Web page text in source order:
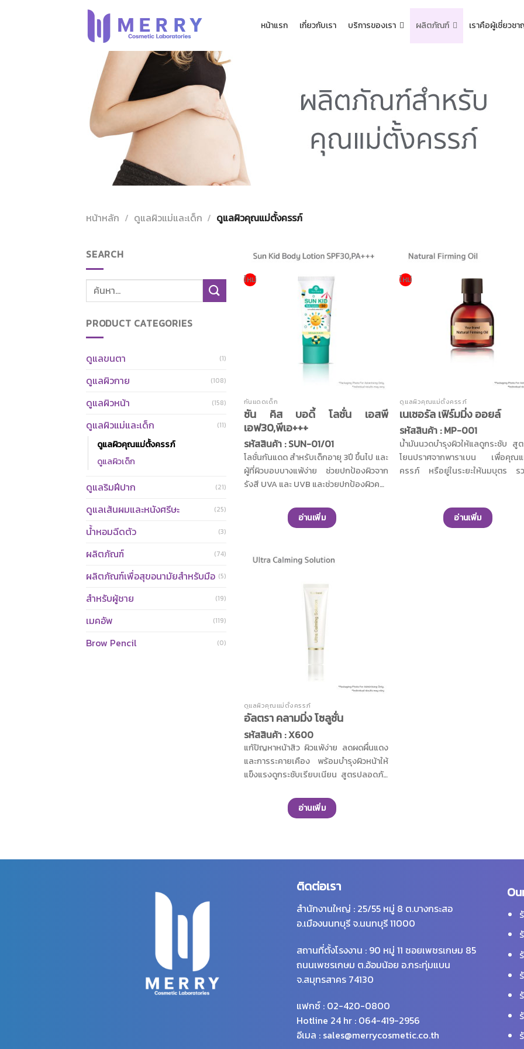
หน้าแรก เกี่ยวกับเรา บริการของเรา ผลิตภัณฑ์ เราคือผู้เชี่ยวช
หน้าหลัก / ดูแลผิวแม่และเด็ก / ดูแลผิวคุณแม่ตั้งครรภ์
SEARCH
ค้นหา:
PRODUCT CATEGORIES
ดูแลขนตา (1)
ดูแลผิวกาย (108)
ดูแลผิวหน้า (158)
ดูแลผิวแม่และเด็ก (11)
ดูแลผิวคุณแม่ตั้งครรภ์
ดูแลผิวเด็ก
ดูแลริมฝีปาก (21)
ดูแลเส้นผมและหนังศรีษะ (25)
น้ำหอมฉีดตัว (3)
ผลิตภัณฑ์ (74)
ผลิตภัณฑ์เพื่อสุขอนามัยสำหรับมือ (5)
สำหรับผู้ชาย (19)
เมคอัพ (119)
Brow Pencil (0)
ใหม่
กันแดดเด็ก
ซัน คิส บอดี้ โลชั่น เอสพี
เอฟ30,พีเอ+++
รหัสสินค้า : SUN-01/01
โลชั่นกันแดด สำหรับเด็กอายุ 3ปี ขึ้นไป และ
ผู้ที่ผิวบอบบางแพ้ง่าย ช่วยปกป้องผิวจาก
รังสี UVA และ UVB และช่วยปกป้องผิวคล้ำ
เบน และแอลกอฮอล์ เนื้อสัมผัสมีความ
บางเบา เกลี่ยง่าย ไม่ทิ้งความเหนียว
จากเกาะเจจู โปรตีนน้ำนมวัวจากเกาะ
ช่วยบำรุงผิวให้นุ่ม ชุ่มชื้น เพิ่มคุณค่าด้วย
สารสกัดดอกบัวหิมะ และอัลลานโทอิน อ่อน
โยนต่อผิวช่วยลดการระคายเคืองผิวจาก
ความร้อน และแสงแดด
อ่านเพิ่ม
ใหม่
ดูแลผิวคุณแม่ตั้งครรภ์
เนเชอรัล เฟิร์มมิ่ง ออยล์
รหัสสินค้า : MP-001
น้ำมันนวดบำรุงผิวให้แลดูกระชับ สู
โยนปราศจากพาราเบน เพื่อคุณ
ครรภ์ หรือยู่ในระยะให้นมบุตร ร
โวคาโด และน้ำมันมะพร้าว ช่วยดูแล
อ่อนนุ่ม ยืดหยุ่น และคงความชุ่มชื้น
อ่านเพิ่ม
ดูแลผิวคุณแม่ตั้งครรภ์
อัลตรา คลามมิ่ง โซลูชั่น
รหัสสินค้า : X600
แก้ปัญหาหน้าสิว ผิวแพ้ง่าย ลดผดผื่นแดง
และการระคายเคือง พร้อมบำรุงผิวหน้าให้
แข็งแรงดูกระชับเรียบเนียน สูตรปลอดภัย
อยู่ในระยะให้นมบุตร หรือวัยรุ่นทั่วไปที่มี
ปัญหาสิวก็สามารถใช้ได้ ด้วยส่วนผสมของ
สิวผด สิวอุดตัน พร้อมกับฟื้นฟูเกราะ
ฮาเซลช่วยกระชับรูขุมขน ควบคุมความมัน
ของผิว พร้อมกับลดเลือนรอยดำจากสิวให้
โทนสีผิวให้กระจ่างใสสม่ำเสมอ ด้วยสูตรที่
อ่อนโยนให้คุณดูแลผิวได้อย่างมั่นใจ
อ่านเพิ่ม
ติดต่อเรา
สำนักงานใหญ่ : 25/55 หมู่ 8 ต.บางกระสอ
อ.เมืองนนทบุรี จ.นนทบุรี 11000
สถานที่ตั้งโรงงาน : 90 หมู่ 11 ซอยเพชรเกษม 85
ถนนเพชรเกษม ต.อ้อมน้อย อ.กระทุ่มแบน
จ.สมุทรสาคร 74130
แฟกซ์ : 02-420-0800
Hotline 24 hr : 064-419-2956
อีเมล : sales@merrycosmetic.co.th